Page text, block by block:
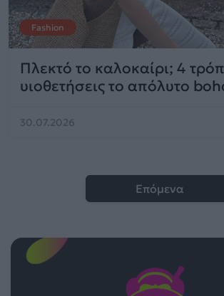
Fashion
Πλεκτό το καλοκαίρι; 4
υιοθετήσεις το απόλυτο
30.07.2026
Επόμενα